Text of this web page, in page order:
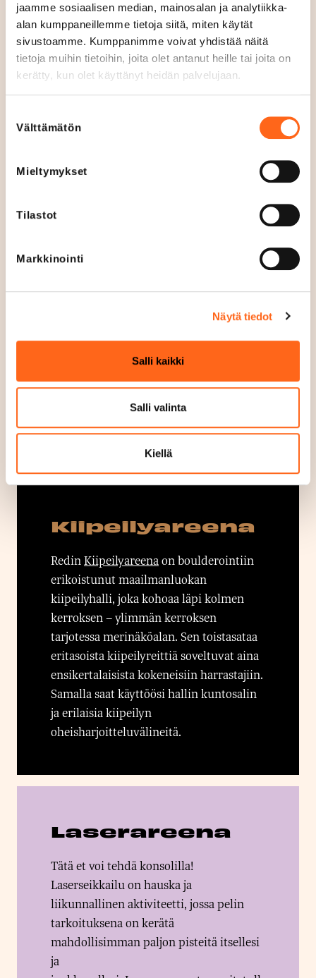
jaamme sosiaalisen median, mainosalan ja analytiikka-
alan kumppaneillemme tietoja siitä, miten käytät
sivustoamme. Kumppanimme voivat yhdistää näitä
tietoja muihin tietoihin, joita olet antanut heille tai joita on
kerätty, kun olet käyttänyt heidän palvelujaan.
valinta
Välttämätön
Mieltymykset
Tilastot
Markkinointi
Näytä tiedot
Salli kaikki
Salli valinta
Kiellä
Bio Rex
Tällaista kokemusta et saa
tarinaan uppoamiselle. Lisäksi salit 1 & 2
alkoholijuomia sekä tapas-annoksia
elokuvanäytöksen yhteydessä.
tarjoaa unohtumattomia
kaikenikäisille seikkailijoille! 24
eritasoista kiipeilyhaastetta varmistavat
niin ensikertalaisen kuin kokeneemman
konkarin viihtymisen.
Kiipeilyareena
RedinKiipeilyareenaon boulderointiin
erikoistunut maailmanluokan
kiipeilyhalli, joka kohoaa läpi kolmen
kerroksen – ylimmän kerroksen
tarjotessa merinäköalan. Sen toistasataa
eritasoista kiipeilyreittiä soveltuvat aina
ensikertalaisista kokeneisiin harrastajiin.
Samalla saat käyttöösi hallin kuntosalin
ja erilaisia kiipeilyn
oheisharjoitteluvälineitä.
Laserareena
Tätä et voi tehdä konsolilla!
Laserseikkailu on hauska ja
liikunnallinen aktiviteetti, jossa pelin
tarkoituksena on kerätä
mahdollisimman paljon pisteitä itsellesi
ja